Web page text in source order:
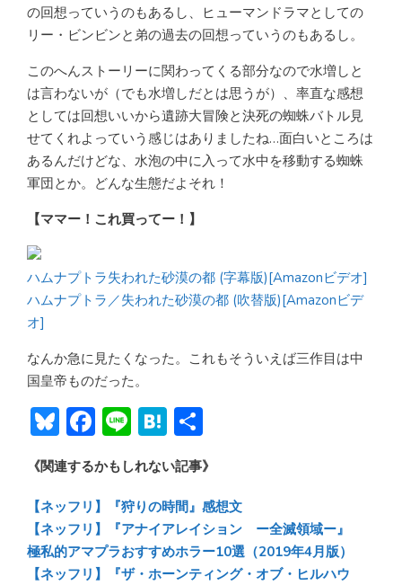
の回想っていうのもあるし、ヒューマンドラマとしての
リー・ビンビンと弟の過去の回想っていうのもあるし。
このへんストーリーに関わってくる部分なので水増しと
は言わないが（でも水増しだとは思うが）、率直な感想
としては回想いいから遺跡大冒険と決死の蜘蛛バトル見
せてくれよっていう感じはありましたね…面白いところは
あるんだけどな、水泡の中に入って水中を移動する蜘蛛
軍団とか。どんな生態だよそれ！
【ママー！これ買ってー！】
ハムナプトラ失われた砂漠の都 (字幕版)[Amazonビデオ]
ハムナプトラ／失われた砂漠の都 (吹替版)[Amazonビデ
オ]
なんか急に見たくなった。これもそういえば三作目は中
国皇帝ものだった。
Bl
u
e
sk
y
F
ac
e
b
o
ok
Li
n
e
H
at
e
n
a
有
《関連するかもしれない記事》
【ネッフリ】『狩りの時間』感想文
【ネッフリ】『アナイアレイション ー全滅領域ー』
極私的アマプラおすすめホラー10選（2019年4月版）
【ネッフリ】『ザ・ホーンティング・オブ・ヒルハウ